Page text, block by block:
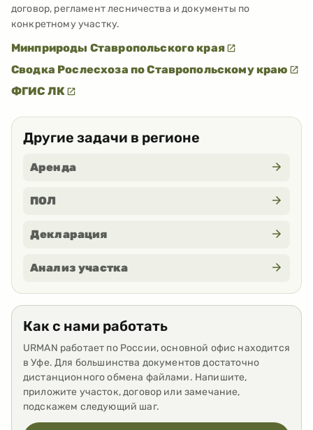
договор, регламент лесничества и документы по
конкретному участку.
Минприроды Ставропольского края
Сводка Рослесхоза по Ставропольскому краю
ФГИС ЛК
Другие задачи в регионе
Аренда
ПОЛ
Декларация
Анализ участка
Как с нами работать
URMAN работает по России, основной офис находится
в Уфе. Для большинства документов достаточно
дистанционного обмена файлами. Напишите,
приложите участок, договор или замечание,
подскажем следующий шаг.